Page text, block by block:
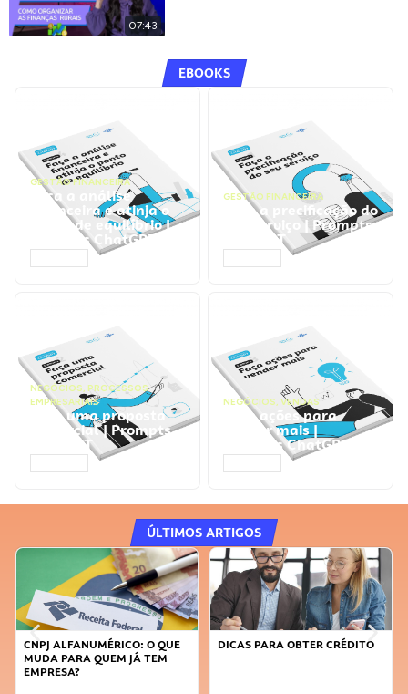
07:43
EBOOKS
GESTÃO FINANCEIRA
Faça a análise
financeira e atinja o
ponto de equilíbrio |
Prompts ChatGPT
GESTÃO FINANCEIRA
Faça a precificação do
seu serviço | Prompts
ChatGPT
NEGÓCIOS, PROCESSOS
EMPRESARIAIS
Faça uma proposta
comercial | Prompts
ChatGPT
NEGÓCIOS, VENDAS
Faça ações para
vender mais |
Prompts ChatGPT
ÚLTIMOS ARTIGOS
DICAS PARA OBTER CRÉDITO
FAÇA A DIFERENÇA: SEJA